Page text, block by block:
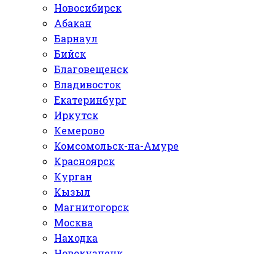
Новосибирск
Абакан
Барнаул
Бийск
Благовещенск
Владивосток
Екатеринбург
Иркутск
Кемерово
Комсомольск-на-Амуре
Красноярск
Курган
Кызыл
Магнитогорск
Москва
Находка